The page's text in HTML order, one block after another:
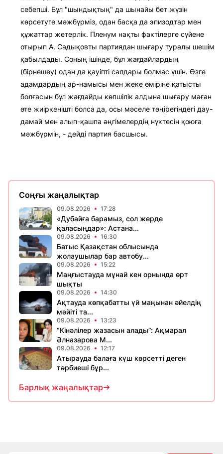
себепші. Бұл "шындықтың" да шынайы бет жүзін
көрсетуге мәжбүрміз, одан басқа да эпизодтар мен
құжаттар жетерлік. Пленум нақты фактілерге сүйене
отырып А. Садықовты партиядан шығару туралы шешім
қабылдады. Соның ішінде, бұл жағдайлардың
(бірнешеу) одан да қауіпті салдары болмас үшін. Өзге
адамдардың ар-намысы мен жеке өміріне қатысты
болғасын бұл жағдайды көпшілік алдына шығару маған
өте жиіркенішті болса да, осы мәселе төңірегіндегі дау-
дамай мен алып-қашпа әңгімелердің нүктесін қоюға
мәжбүрмін, - дейді партия басшысы.
Соңғы жаңалықтар
09.08.2026 17:28
«Дубайға барамыз, сол жерде
қаласыңдар»: Астана...
09.08.2026 16:30
Батыс Қазақстан облысында
жолаушылар бар автобу...
09.08.2026 15:22
Маңғыстауда мұнай кен орнында өрт
шықты
09.08.2026 14:30
Ақтауда көпқабатты үй маңынан әйелдің
мәйіті та...
09.08.2026 13:23
“Кінәлілер жазасын алады”: Ақмарал
Әлназарова М...
09.08.2026 12:17
Атырауда балаға күш көрсетті деген
тәрбиеші бұр...
Барлық жаңалықтар